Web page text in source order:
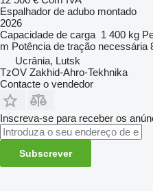
Espalhador de adubo montado
2026
Capacidade de carga 1 400 kg
m Potência de tração necessária
Ucrânia, Lutsk
TzOV Zakhid-Ahro-Tekhnika
Contacte o vendedor
Inscreva-se para receber os
Subscrever